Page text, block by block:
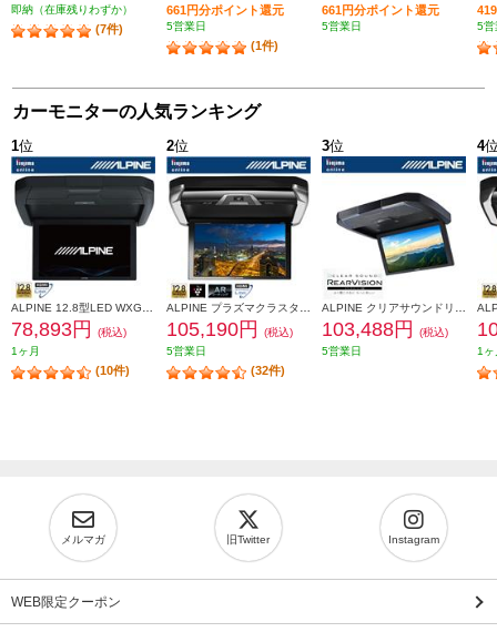
即納（在庫残りわずか）
(7件)
661円分ポイント還元
5営業日
(1件)
661円分ポイント還元
5営業日 5営
カーモニターの人気ランキング
1位
78,893円
(税込)
1ヶ月
(10件)
2位
105,190円
(税込)
5営業日
(32件)
3位
103,488円
(税込)
5営業日
4
1ヶ
メルマガ 旧Twitter Instagram
WEB限定クーポン